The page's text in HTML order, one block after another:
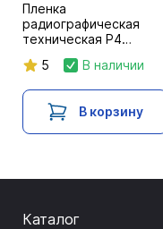
Пленка
радиографическая
техническая Р4
5 В наличии
В корзину
Каталог